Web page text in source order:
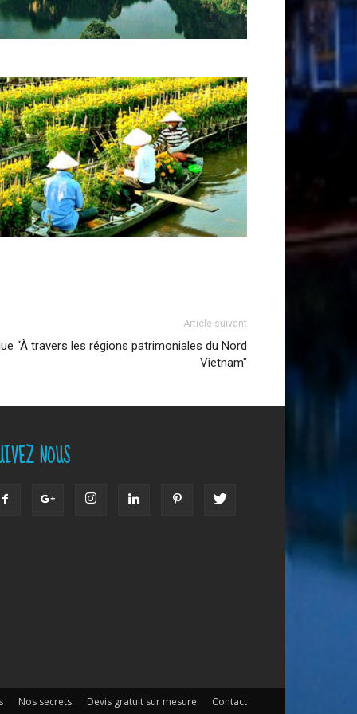
Article suivant
“À travers les régions patrimoniales du Nord
Vietnam″
NOUS
Nos secrets Devis gratuit sur mesure Contact